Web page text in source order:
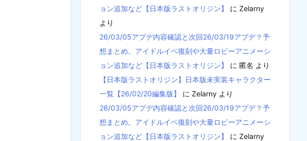
ョン追加など【日本版ラストオリジン】
に Zelarny
より
26/03/05アプデ内容確認と次回26/03/19アプデ？予
想まとめ。アイドルイベ復刻や大量ロビーアニメーシ
ョン追加など【日本版ラストオリジン】
に 匿名 より
【日本版ラストオリジン】日本版未実装キャラクター
一覧【26/02/20編集版】
に Zelarny より
26/03/05アプデ内容確認と次回26/03/19アプデ？予
想まとめ。アイドルイベ復刻や大量ロビーアニメーシ
ョン追加など【日本版ラストオリジン】
に Zelarny